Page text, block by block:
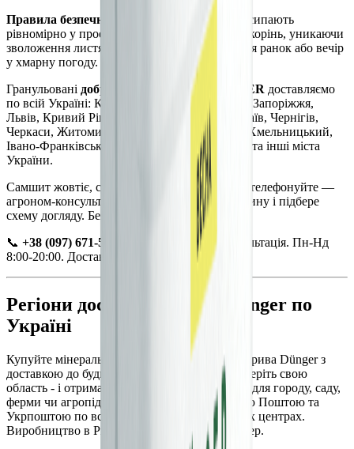
Правила безпечного внесення:
гранули розсипають
рівномірно у проекції крони, поливають під корінь, уникаючи
зволоження листя. Оптимальний час — рання ранок або вечір
у хмарну погоду.
Гранульовані добрива для самшиту DUNGER доставляємо
по всій Україні: Київ, Харків, Дніпро, Одеса, Запоріжжя,
Львів, Кривий Ріг, Вінниця, Полтава, Миколаїв, Чернігів,
Черкаси, Житомир, Суми, Рівне, Тернопіль, Хмельницький,
Івано-Франківськ, Луцьк, Ужгород, Чернівці та інші міста
України.
Самшит жовтіє, сохне або втрачає форму? Зателефонуйте —
агроном-консультант Dünger визначить причину і підбере
схему догляду. Безкоштовно.
📞 +38 (097) 671-53-83
— безкоштовна консультація. Пн-Нд
8:00-20:00. Доставка від 0,5 кг.
Регіони доставки добрив Dünger по
Україні
Купуйте мінеральні та органо-мінеральні добрива Dünger з
доставкою до будь-якого регіону України. Оберіть свою
область - і отримайте добрива від виробника для городу, саду,
ферми чи агропідприємства. Доставка Новою Поштою та
Укрпоштою по всіх містах, селах та районних центрах.
Виробництво в Рівненській обл., ТОВ Дюнгер.